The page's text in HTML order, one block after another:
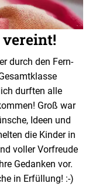
durch den Fern-
durften alle
Groß war
Ideen und
die Kinder in
voller Vorfreude
Gedanken vor.
in Erfüllung! :-)